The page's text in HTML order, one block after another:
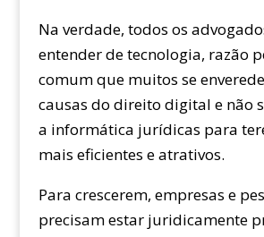
Na verdade, todos os
entender de tecnologia, razão
comum que muitos se
causas do direito digital e não
a informática jurídicas para
mais eficientes e atrativos.
Para crescerem, empresas e
precisam estar juridicamente